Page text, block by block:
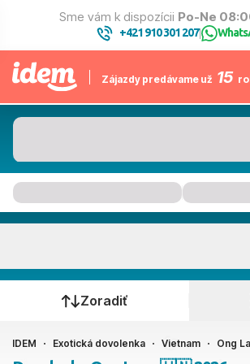
Sme vám k dispozícii Po-Ne
+421 910 301 207|
Zájazdy predávame už 15
Kedy cestujete?
Ako cestujete?
Zoradiť
IDEM Exotická dovolenka Vietnam Ong